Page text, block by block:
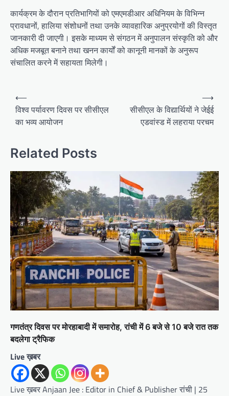
कार्यक्रम के दौरान प्रतिभागियों को एमएमडीआर अधिनियम के विभिन्न
प्रावधानों, हालिया संशोधनों तथा उनके व्यावहारिक अनुप्रयोगों की विस्तृत
जानकारी दी जाएगी। इसके माध्यम से संगठन में अनुपालन संस्कृति को और
अधिक मजबूत बनाने तथा खनन कार्यों को कानूनी मानकों के अनुरूप
संचालित करने में सहायता मिलेगी।
Post
navigation
⟵
विश्व पर्यावरण दिवस पर सीसीएल
का भव्य आयोजन
सीसीएल के विद्यार्थियों ने जेईई
एडवांस्ड में लहराया परचम
⟶
Related Posts
गणतंत्र दिवस पर मोरहाबादी में समारोह, रांची में 6 बजे से 10 बजे रात तक
बदलेगा ट्रैफिक
Live ख़बर
Live ख़बर Anjaan Jee : Editor in Chief & Publisher रांची | 25